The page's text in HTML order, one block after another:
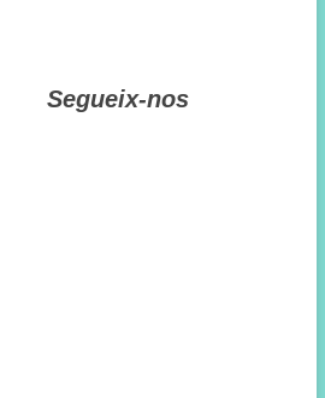
Segueix-nos